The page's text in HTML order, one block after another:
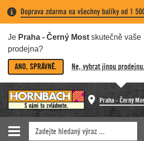
Doprava zdarma na všechny balíky od 1
Je Praha - Černý Most skutečně vaše
prodejna?
ANO, SPRÁVNĚ. Ne, vybrat jinou prodejnu.
Praha - Černý